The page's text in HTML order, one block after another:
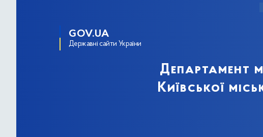
GOV.UA
Державні сайти України
Департамент
Київської